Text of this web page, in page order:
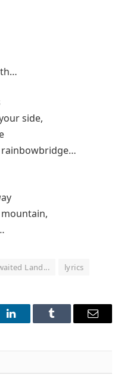
side,
Land... lyrics
LinkedInTumblr Email